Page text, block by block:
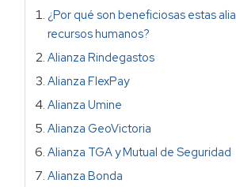
¿Por qué son beneficiosas estas
recursos humanos?
Alianza Rindegastos
Alianza FlexPay
Alianza Umine
Alianza GeoVictoria
Alianza TGA y Mutual de Seguridad
Alianza Bonda